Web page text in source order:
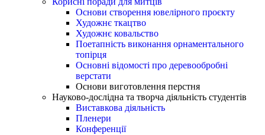
Основи створення ювелірного проєкту
Художнє ткацтво
Художнє ковальство
Поетапність виконання орнаментального
топірця
Основні відомості про деревообробні
верстати
Основи виготовлення перстня
Науково-дослідна та творча діяльність студентів
Виставкова діяльність
Пленери
Конференції